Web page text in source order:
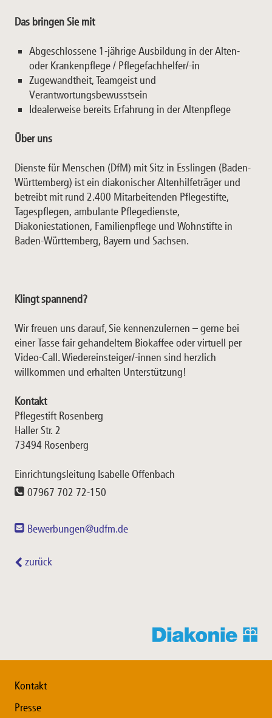
Das bringen Sie mit
Abgeschlossene 1-jährige Ausbildung in der Alten-
oder Krankenpflege / Pflegefachhelfer/-in
Zugewandtheit, Teamgeist und
Verantwortungsbewusstsein
Idealerweise bereits Erfahrung in der Altenpflege
Über uns
Dienste für Menschen (DfM) mit Sitz in Esslingen (Baden-
Württemberg) ist ein diakonischer Altenhilfeträger und
betreibt mit rund 2.400 Mitarbeitenden Pflegestifte,
Tagespflegen, ambulante Pflegedienste,
Diakoniestationen, Familienpflege und Wohnstifte in
Baden-Württemberg, Bayern und Sachsen.
Klingt spannend?
Wir freuen uns darauf, Sie kennenzulernen – gerne bei
einer Tasse fair gehandeltem Biokaffee oder virtuell per
Video-Call. Wiedereinsteiger/-innen sind herzlich
willkommen und erhalten Unterstützung!
Kontakt
Pflegestift Rosenberg
Haller Str. 2
73494 Rosenberg
Einrichtungsleitung Isabelle Offenbach
07967 702 72-150
Bewerbungen@udfm.de
zurück
Kontakt
Presse